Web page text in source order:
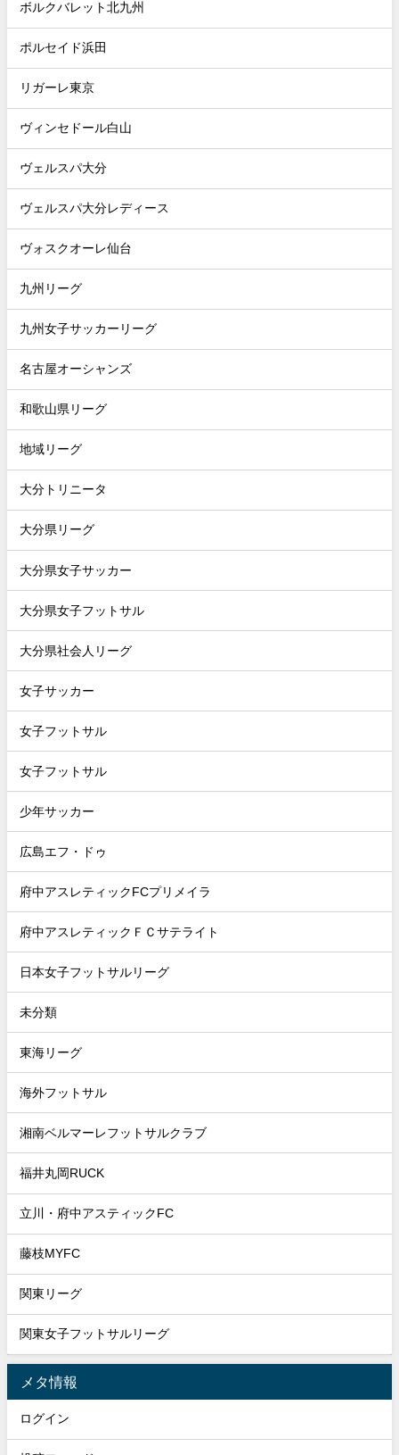
ボルクバレット北九州
ポルセイド浜田
リガーレ東京
ヴィンセドール白山
ヴェルスパ大分
ヴェルスパ大分レディース
ヴォスクオーレ仙台
九州リーグ
九州女子サッカーリーグ
名古屋オーシャンズ
和歌山県リーグ
地域リーグ
大分トリニータ
大分県リーグ
大分県女子サッカー
大分県女子フットサル
大分県社会人リーグ
女子サッカー
女子フットサル
女子フットサル
少年サッカー
広島エフ・ドゥ
府中アスレティックFCプリメイラ
府中アスレティックＦＣサテライト
日本女子フットサルリーグ
未分類
東海リーグ
海外フットサル
湘南ベルマーレフットサルクラブ
福井丸岡RUCK
立川・府中アスティックFC
藤枝MYFC
関東リーグ
関東女子フットサルリーグ
メタ情報
ログイン